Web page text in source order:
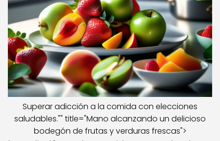
Superar adicción a la comida con elecciones
saludables."" title="Mano alcanzando un delicioso
bodegón de frutas y verduras frescas">